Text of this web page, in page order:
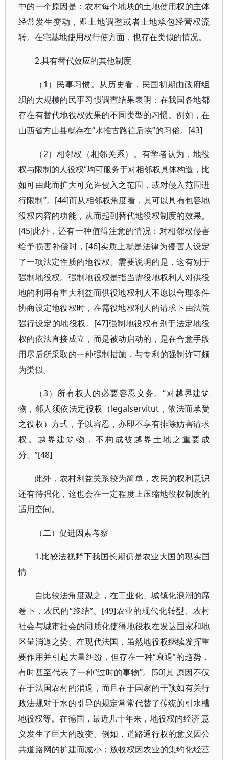
中的一个原因是：农村每个地块的土地使用权的主体
经常发生变动，即土地调整或者土地承包经营权流
转。在宅基地使用权行使方面，也存在类似的情况。
2.具有替代效应的其他制度
（1）民事习惯。从历史看，民国初期由政府组
织的大规模的民事习惯调查结果表明：在我国各地都
存在有替代地役权效果的不同类型的习惯。例如，在
山西省方山县就存在“水推古路往后挨”的习俗。[43]
（2）相邻权（相邻关系）。有学者认为，地役
权与限制的人役权“均可服务于对相邻权具体构造，比
如可由此而扩大可允许侵入之范围，或对侵入范围进
行限制”。[44]而从相邻权角度看，其可以具有包容地
役权内容的功能，从而起到替代地役权制度的效果。
[45]此外，还有一种值得注意的情况：对相邻权侵害
给予损害补偿时，[46]实质上就是法律为侵害人设定
了一项法定性质的地役权。需要说明的是，这有别于
强制地役权。强制地役权是指当需役地权利人对供役
地的利用有重大利益而供役地权利人不愿以合理条件
协商设定地役权时，在需役地权利人的请求下由法院
强行设定的地役权。[47]强制地役权有别于法定地役
权的依法直接成立，而是被动启动的，是在合意手段
用尽后所采取的一种强制措施，与专利的强制许可颇
为类似。
（3）所有权人的必要容忍义务。“对越界建筑
物，邻人须依法定役权（legalservitut，依法而承受
之役权）方式，予以容忍，亦即不享有排除妨害请求
权。越界建筑物，不构成被越界土地之重要成
分。”[48]
此外，农村利益关系较为简单，农民的权利意识
还有待强化，这也会在一定程度上压缩地役权制度的
适用空间。
（二）促进因素考察
1.比较法视野下我国长期仍是农业大国的现实国
情
自比较法角度观之，在工业化、城镇化浪潮的席
卷下，农民的“终结”、[49]农业的现代化转型、农村
社会与城市社会的同质化使得地役权在发达国家和地
区呈消退之势。在现代法国，虽然地役权继续发挥重
要作用并引起大量纠纷，但存在一种“衰退”的趋势，
有时甚至代表了一种“过时的事物”。[50]其 原因不仅
在于法国农村的消退，而且在于国家的干预如有关行
政法规对于水的引导的规定常常代替了传统的引水槽
地役权等。在德国，最近几十年来，地役权的经济 意
义发生了巨大的改变。例如，道路通行权的意义因公
共道路网的扩建而减小；放牧权因农业的集约化经营